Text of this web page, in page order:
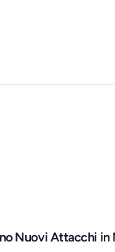
Nuovi Attacchi